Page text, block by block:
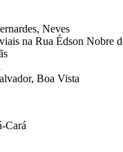
Neves
na Rua Édson Nobre
Boa Vista
Cará